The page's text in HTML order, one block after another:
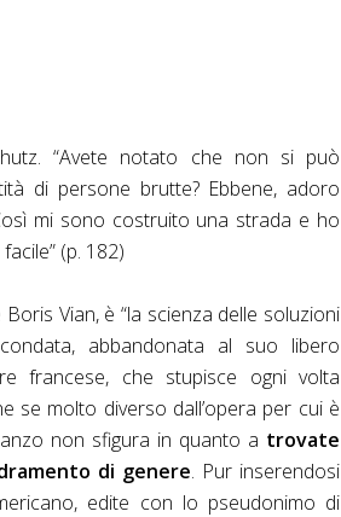
“Avete notato che non si può
di persone brutte? Ebbene, adoro
mi sono costruito una strada e ho
(p. 182)
Vian, è “la scienza delle soluzioni
abbandonata al suo libero
francese, che stupisce ogni volta
se molto diverso dall’opera per cui è
non sfigura in quanto a trovate
di genere. Pur inserendosi
edite con lo pseudonimo di